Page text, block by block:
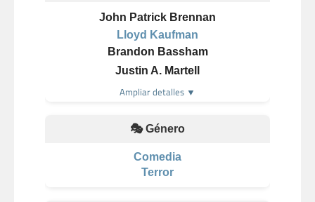
John Patrick Brennan
Lloyd Kaufman
Brandon Bassham
Justin A. Martell
Ampliar detalles ▼
🎭 Género
Comedia
Terror